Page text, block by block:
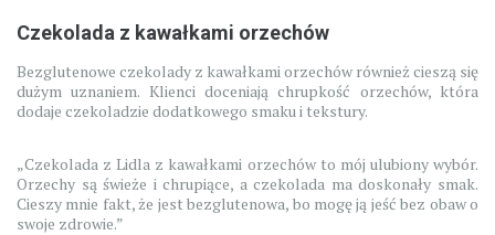
Czekolada z kawałkami orzechów
Bezglutenowe czekolady z kawałkami orzechów również cieszą się
dużym uznaniem. Klienci doceniają chrupkość orzechów, która
dodaje czekoladzie dodatkowego smaku i tekstury.
„Czekolada z Lidla z kawałkami orzechów to mój ulubiony wybór.
Orzechy są świeże i chrupiące, a czekolada ma doskonały smak.
Cieszy mnie fakt, że jest bezglutenowa, bo mogę ją jeść bez obaw o
swoje zdrowie.”